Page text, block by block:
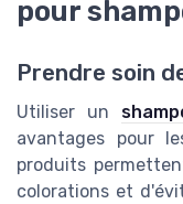
pour
Prendre soin
Utiliser un
avantages pour
produits
colorations et